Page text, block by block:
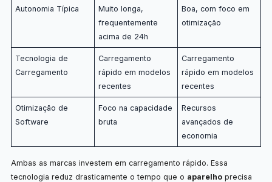
Autonomia Típica
Muito longa,
frequentemente
acima de 24h
Boa, com foco em
otimização
Tecnologia de
Carregamento
Carregamento
rápido em modelos
recentes
Carregamento
rápido em modelos
recentes
Otimização de
Software
Foco na capacidade
bruta
Recursos
avançados de
economia
Ambas as marcas investem em carregamento rápido. Essa
tecnologia reduz drasticamente o tempo que o aparelhoprecisa